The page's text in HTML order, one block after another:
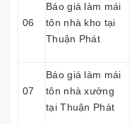
06
Báo giá làm mái
tôn nhà kho tại
Thuận Phát
07
Báo giá làm mái
tôn nhà xưởng
tại Thuận Phát